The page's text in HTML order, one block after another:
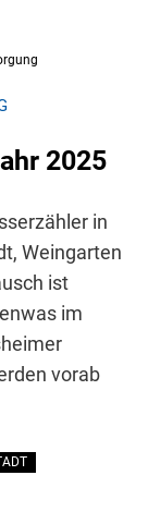
2025
in
Weingarten
ist
im
vorab